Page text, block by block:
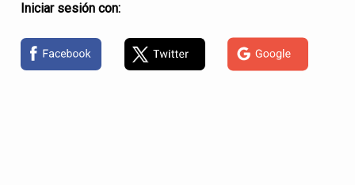
Iniciar sesión con: